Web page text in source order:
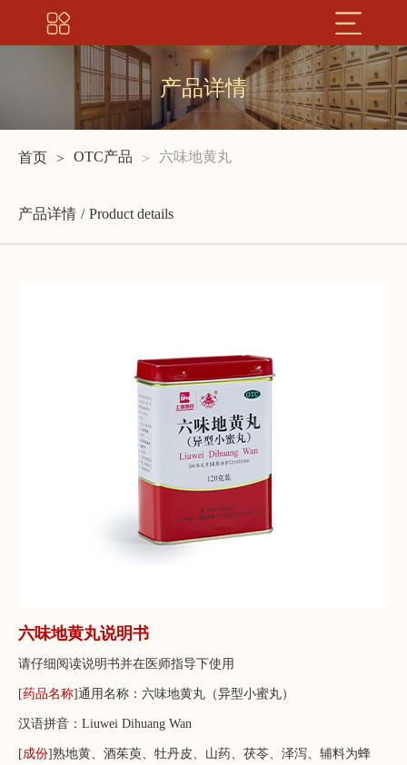
产品详情
首页 OTC产品 六味地黄丸
产品详情 Product details
六味地黄丸说明书
请仔细阅读说明书并在医师指导下使用
[药品名称]通用名称：六味地黄丸（异型小蜜丸）
汉语拼音：Liuwei Dihuang Wan
[成份]熟地黄、酒茱萸、牡丹皮、山药、茯苓、泽泻、辅料为蜂